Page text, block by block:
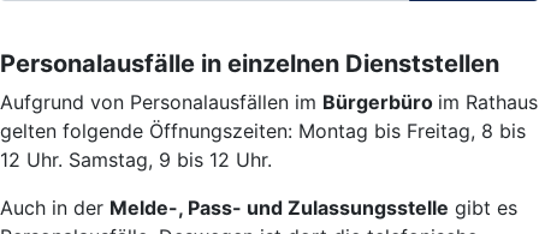
Personalausfälle in einzelnen Dienststellen
Aufgrund von Personalausfällen im Bürgerbüro im Rathaus
gelten folgende Öffnungszeiten: Montag bis Freitag, 8 bis
12 Uhr. Samstag, 9 bis 12 Uhr.
Auch in der Melde-, Pass- und Zulassungsstelle gibt es